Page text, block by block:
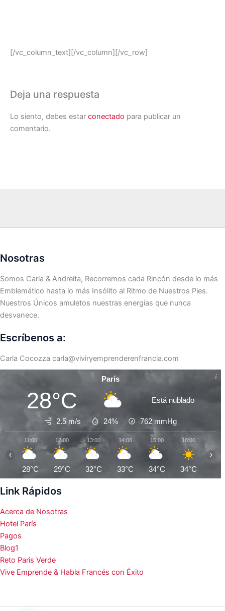
[/vc_column_text][/vc_column][/vc_row]
Deja una respuesta
Lo siento, debes estar conectado para publicar un
comentario.
Nosotras
Somos Carla & Andreita, Recorremos cada Rincón desde lo más
Emblemático hasta lo más Insólito al Ritmo de Nuestros Pies.
Nuestros Únicos amuletos nuestras energías que nunca
desvanece.
Escríbenos a:
Carla Cocozza carla@viviryemprenderenfrancia.com
París
28°C Está nublado
2.5 m/s 24% 762mmHg
11:00
28°C
12:00
29°C
13:00
32°C
14:00
33°C
15:00
34°C
16:00
34°C
‹ ›
Link Rápidos
Acerca de Nosotras
Hotel París
Pagos
Blog1
Reto Paris Verde
Vive Emprende & Habla Francés con Éxito